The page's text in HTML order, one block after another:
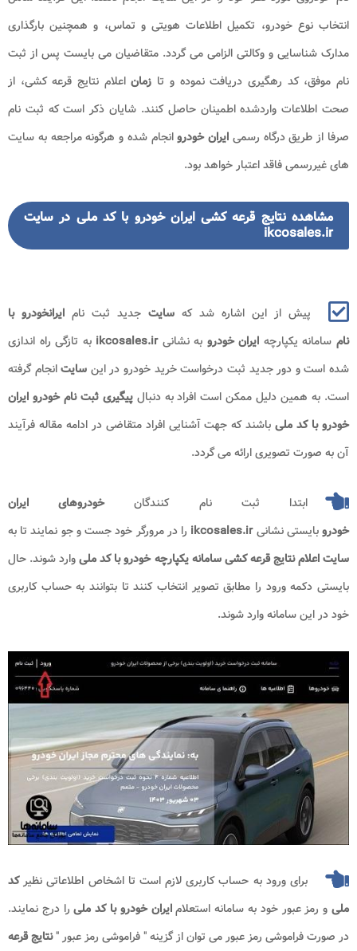
انتخاب نوع خودرو، تکمیل اطلاعات هویتی و تماس، و همچنین بارگذاری
مدارک شناسایی و وکالتی الزامی می گردد. متقاضیان می بایست پس از ثبت
نام موفق، کد رهگیری دریافت نموده و تا زماناعلام نتایج قرعه کشی، از
صحت اطلاعات واردشده اطمینان حاصل کنند. شایان ذکر است که ثبت نام
صرفا از طریق درگاه رسمی ایران خودروانجام شده و هرگونه مراجعه به سایت
های غیررسمی فاقد اعتبار خواهد بود.
مشاهده نتایج قرعه کشی ایران خودرو با کد ملی در سایت
ikcosales.ir
پیش از این اشاره شد که سایت جدید ثبت نام ایرانخودروبا
نامسامانه یکپارچه ایران خودرو به نشانیikcosales.ir به تازگی راه اندازی
شده است و دور جدید ثبت درخواست خرید خودرو در این سایتانجام گرفته
است. به همین دلیل ممکن است افراد به دنبالپیگیری ثبت نام خودرو ایران
خودرو با کد ملیباشند که جهت آشنایی افراد متقاضی در ادامه مقاله فرآیند
آن به صورت تصویری ارائه می گردد.
ابتدا ثبت نام کنندگانخودروهای ایران
خودروبایستی نشانیikcosales.ir را در مرورگر خود جست و جو نمایند تا به
سایت اعلام نتایج قرعه کشی سامانه یکپارچه خودرو با کد ملی​وارد شوند. حال
بایستی دکمه ورود را مطابق تصویر انتخاب کنند تا بتوانند به حساب کاربری
خود در این سامانه وارد شوند.
برای ورود به حساب کاربری لازم است تا اشخاص اطلاعاتی نظیرکد
ملی و رمز عبور خود به سامانه استعلامایران خودرو با کد ملیرا درج نمایند.
در صورت فراموشی رمز عبور می توان از گزینه " فراموشی رمز عبور "نتایج قرعه